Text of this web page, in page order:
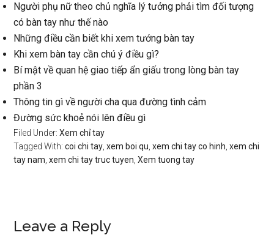
Người phụ nữ theo chủ nghĩa lý tưởng phải tìm đối tượng
có bàn tay như thế nào
Những điều cần biết khi xem tướng bàn tay
Khi xem bàn tay cần chú ý điều gì?
Bí mật về quan hệ giao tiếp ẩn giấu trong lòng bàn tay
phần 3
Thông tin gì về người cha qua đường tình cảm
Đường sức khoẻ nói lên điều gì
Filed Under:Xem chỉ tay
Tagged With:coi chi tay ,xem boi qu ,xem chi tay co hinh ,xem chi
tay nam ,xem chi tay truc tuyen ,Xem tuong tay
Reader
Leave a Reply